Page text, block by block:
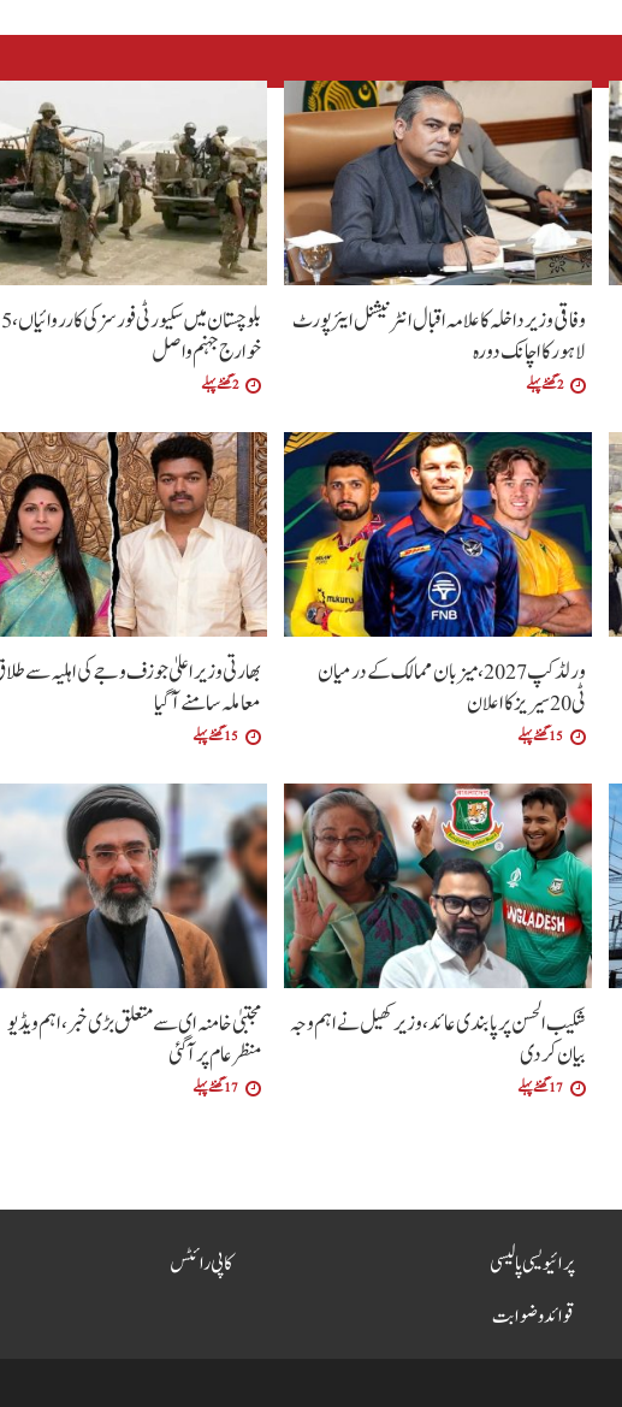
وفاقی وزیر داخلہ کا علامہ اقبال انٹرنیشنل ایئرپورٹ
لاہور کا اچانک دورہ
2 گھنٹے پہلے
بلوچستان میں
خوارج جہنم واصل
2 گھنٹے پہلے
ورلڈ کپ 2027، میزبان ممالک کے درمیان
ٹی20 سیریز کا اعلان
15 گھنٹے پہلے
بھارتی وزیراعلیٰ جوزف وجے کی اہلیہ سے
معاملہ سامنے آگیا
15 گھنٹے پہلے
شکیب الحسن پر پابندی عائد، وزیر کھیل نے اہم وجہ
بیان کر دی
17 گھنٹے پہلے
مجتبیٰ خامنہ ای سے متعلق بڑی خبر، اہم ویڈیو
منظرعام پر آگئی
17 گھنٹے پہلے
پرائیویسی پالیسی
قوائد و ضوابت
کاپی رائٹس